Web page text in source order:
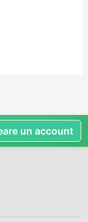
un account